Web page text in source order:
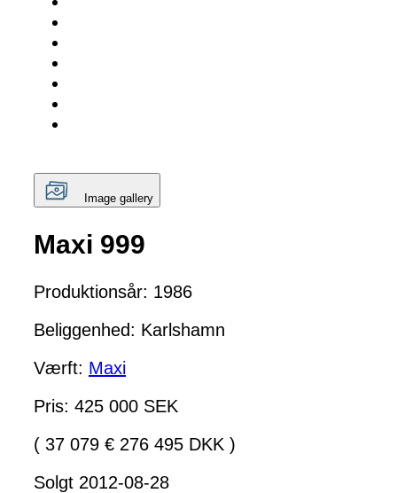
Image gallery
Maxi 999
Produktionsår: 1986
Beliggenhed: Karlshamn
Værft: Maxi
Pris: 425 000 SEK
( 37 079 € 276 495 DKK )
Solgt 2012-08-28